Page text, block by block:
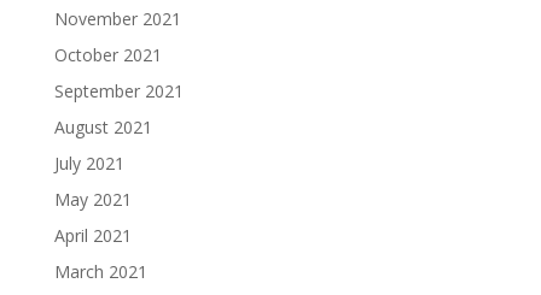
November 2021
October 2021
September 2021
August 2021
July 2021
May 2021
April 2021
March 2021